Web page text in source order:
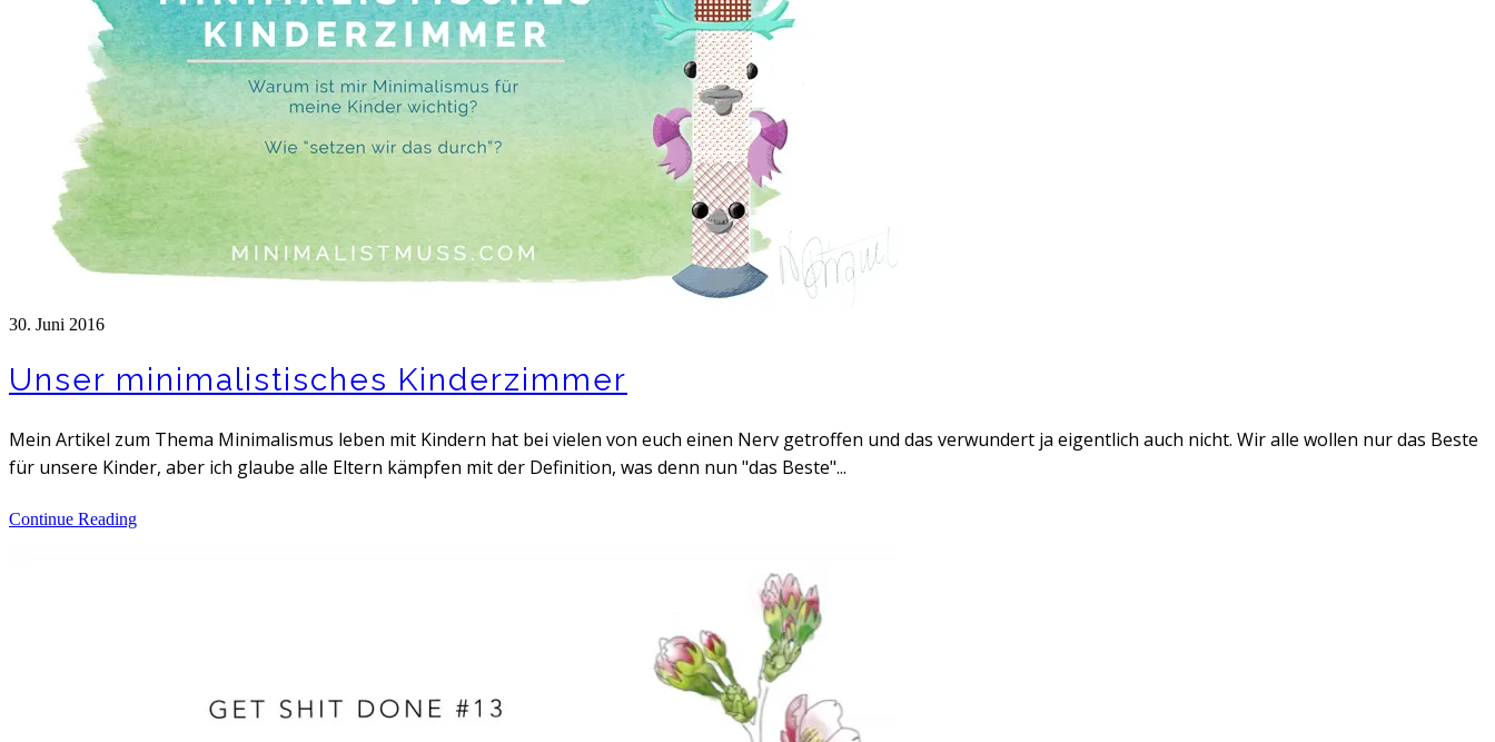
30. Juni 2016
Unser minimalistisches Kinderzimmer
Mein Artikel zum Thema Minimalismus leben mit Kindern hat bei vielen von euch einen Nerv getroffen und das verwundert ja eigentlich auch nicht. Wir alle wollen nur das Beste
für unsere Kinder, aber ich glaube alle Eltern kämpfen mit der Definition, was denn nun "das Beste"...
Continue Reading